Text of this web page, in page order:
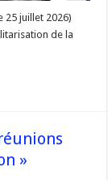
25 juillet 2026)
de la
»